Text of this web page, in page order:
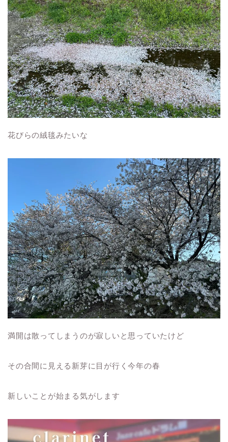
花びらの絨毯みたいな
満開は散ってしまうのが寂しいと思っていたけど
その合間に見える新芽に目が行く今年の春
新しいことが始まる気がします